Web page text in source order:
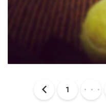
1 ・・・